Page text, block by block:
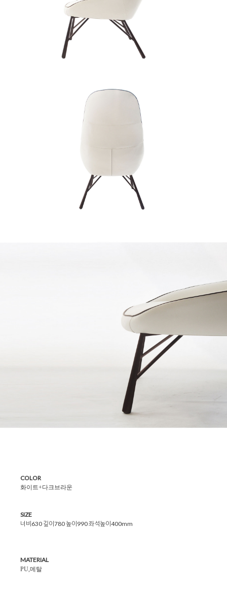
COLOR
화이트+다크브라운
SIZE
너비630 깊이780 높이990 좌석높이400mm
MATERIAL
PU,메탈